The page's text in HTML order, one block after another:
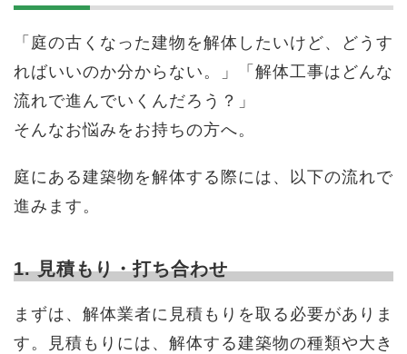
「庭の古くなった建物を解体したいけど、どうす
ればいいのか分からない。」「解体工事はどんな
流れで進んでいくんだろう？」
そんなお悩みをお持ちの方へ。
庭にある建築物を解体する際には、以下の流れで
進みます。
1. 見積もり・打ち合わせ
まずは、解体業者に見積もりを取る必要がありま
す。見積もりには、解体する建築物の種類や大き